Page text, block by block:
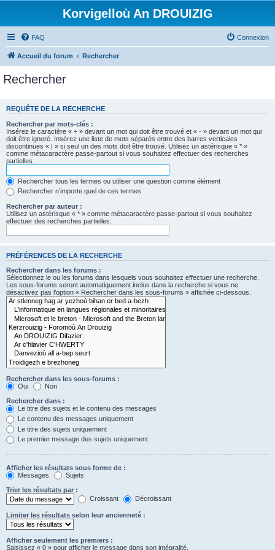
Korvigelloù An DROUIZIG
FAQ Connexion
Accueil du forum Rechercher
Rechercher
REQUÊTE DE LA RECHERCHE
Rechercher par mots-clés :
Insérez le caractère « + » devant un mot qui doit être trouvé et « - » devant un mot qui
doit être ignoré. Insérez une liste de mots séparés entre des barres verticales
discontinues « | » si seul un des mots doit être trouvé. Utilisez un astérisque « * »
comme métacaractère passe-partout si vous souhaitez effectuer des recherches
partielles.
Rechercher tous les termes ou utiliser une question comme élément
Rechercher n’importe quel de ces termes
Rechercher par auteur :
Utilisez un astérisque « * » comme métacaractère passe-partout si vous souhaitez
effectuer des recherches partielles.
PRÉFÉRENCES DE LA RECHERCHE
Rechercher dans les forums :
Sélectionnez le ou les forums dans lesquels vous souhaitez effectuer une recherche.
Les sous-forums seront automatiquement inclus dans la recherche si vous ne
désactivez pas l’option « Rechercher dans les sous-forums » affichée ci-dessous.
Rechercher dans les sous-forums :
Oui
Non
Rechercher dans :
Le titre des sujets et le contenu des messages
Le contenu des messages uniquement
Le titre des sujets uniquement
Le premier message des sujets uniquement
Afficher les résultats sous forme de :
Messages
Sujets
Trier les résultats par :
Croissant
Décroissant
Limiter les résultats selon leur ancienneté :
Afficher seulement les premiers :
Saisissez « 0 » pour afficher le message dans son intégralité.